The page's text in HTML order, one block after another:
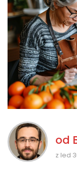
od
z led